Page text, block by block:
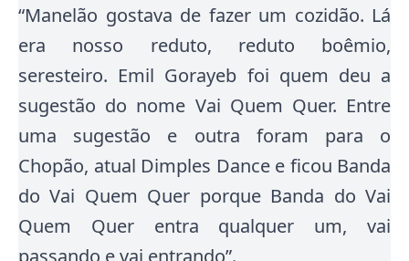
“Manelão gostava de fazer um cozidão. Lá
era nosso reduto, reduto boêmio,
seresteiro. Emil Gorayeb foi quem deu a
sugestão do nome Vai Quem Quer. Entre
uma sugestão e outra foram para o
Chopão, atual Dimples Dance e ficou Banda
do Vai Quem Quer porque Banda do Vai
Quem Quer entra qualquer um, vai
passando e vai entrando”.